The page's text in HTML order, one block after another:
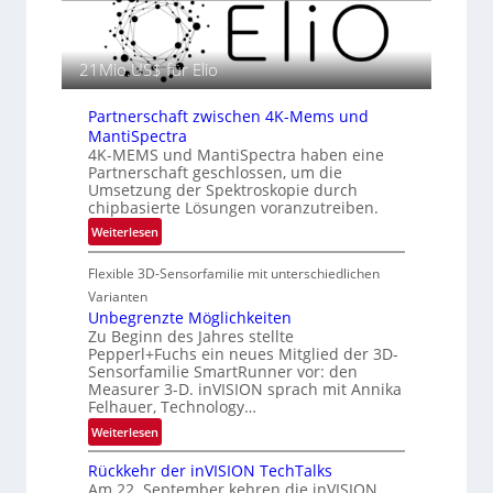
g
r
a
f
i
i
n
L
u
f
t
-
u
n
d
R
a
u
m
f
a
r
z
i
n
E
E
A
-
R
e
g
i
21Mio.US$ für Elio
Partnerschaft zwischen 4K-Mems und
MantiSpectra
4K-MEMS und MantiSpectra haben eine
Partnerschaft geschlossen, um die
Umsetzung der Spektroskopie durch
chipbasierte Lösungen voranzutreiben.
Weiterlesen:
P
a
t
n
e
r
s
c
h
Flexible 3D-Sensorfamilie mit unterschiedlichen
Varianten
Unbegrenzte Möglichkeiten
Zu Beginn des Jahres stellte
Pepperl+Fuchs ein neues Mitglied der 3D-
Sensorfamilie SmartRunner vor: den
Measurer 3-D. inVISION sprach mit Annika
Felhauer, Technology…
Weiterlesen:
U
n
Rückkehr der inVISION TechTalks